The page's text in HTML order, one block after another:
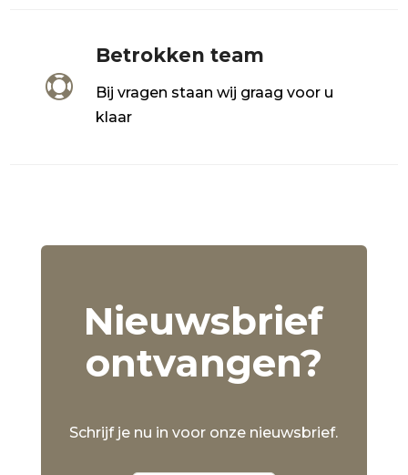

Betrokken team
Bij vragen staan wij graag voor u
klaar
Nieuwsbrief
ontvangen?
Schrijf je nu in voor onze nieuwsbrief.